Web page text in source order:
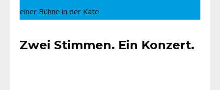
Zwei Stimmen. Ein Konzert.